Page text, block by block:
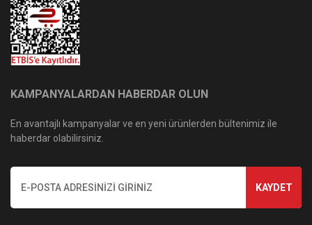
KAMPANYALARDAN HABERDAR OLUN
En avantajlı kampanyalar ve en yeni ürünlerden bültenimiz ile
haberdar olabilirsiniz.
KAYDET